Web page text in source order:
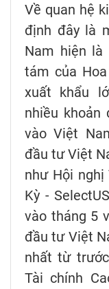
Về quan hệ
định đây là
Nam hiện
tám của
xuất khẩu
nhiều khoản
vào Việt
đầu tư Việt
như Hội
Kỳ -
vào tháng 5
đầu tư Việt
nhất từ
Tài chính